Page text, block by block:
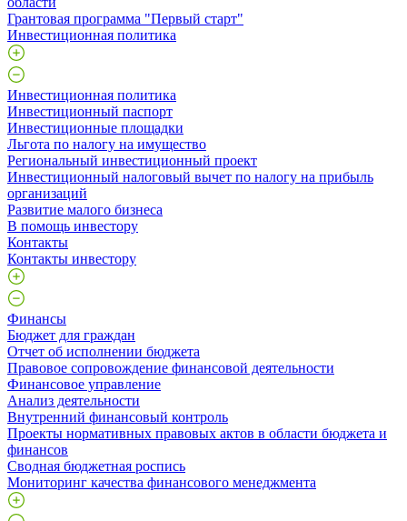
Грантовая программа "Первый старт"
Инвестиционная политика
Инвестиционная политика
Инвестиционный паспорт
Инвестиционные площадки
Льгота по налогу на имущество
Региональный инвестиционный проект
Инвестиционный налоговый вычет по налогу на прибыль
организаций
Развитие малого бизнеса
В помощь инвестору
Контакты
Контакты инвестору
Финансы
Бюджет для граждан
Отчет об исполнении бюджета
Правовое сопровождение финансовой деятельности
Финансовое управление
Анализ деятельности
Внутренний финансовый контроль
Проекты нормативных правовых актов в области бюджета и
финансов
Сводная бюджетная роспись
Мониторинг качества финансового менеджмента